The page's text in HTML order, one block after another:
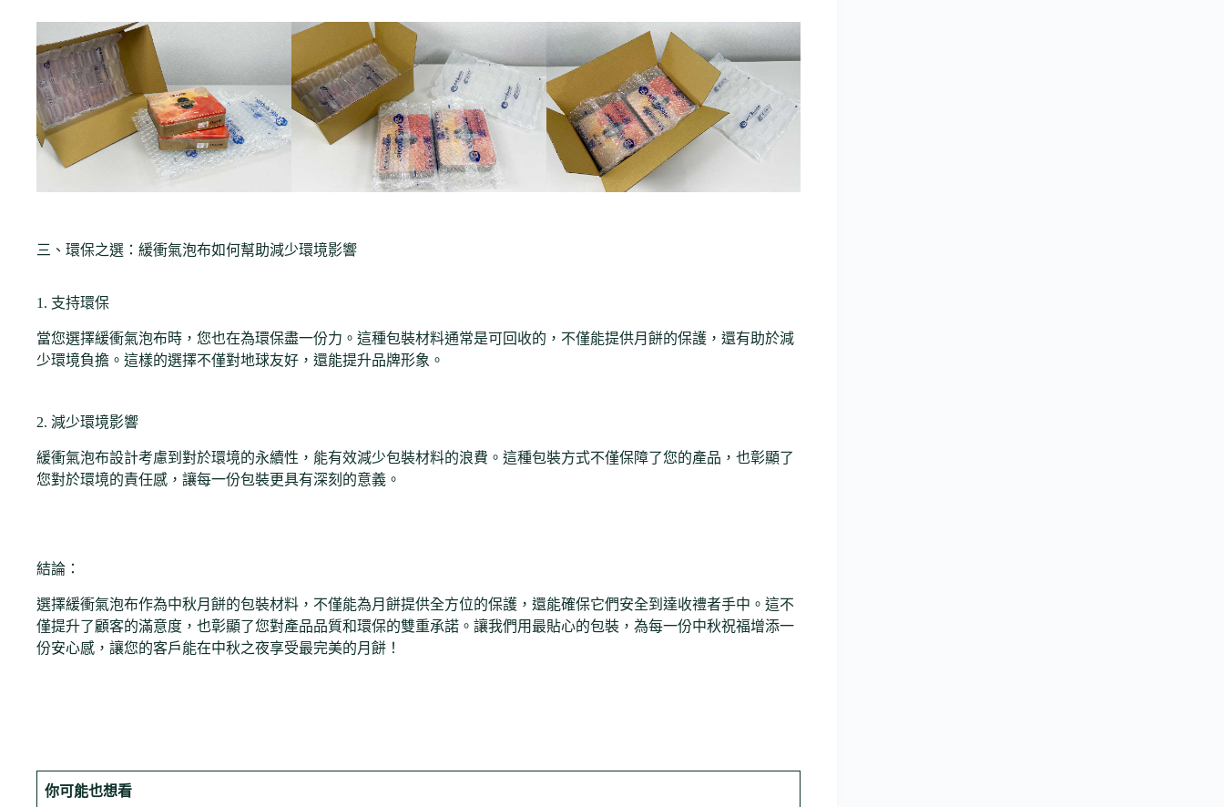
三、環保之選：緩衝氣泡布如何幫助減少環境影響
1. 支持環保
當您選擇緩衝氣泡布時，您也在為環保盡一份力。這種包裝材料通常是可回收的，不僅能提供月餅的保護，還有助於減
少環境負擔。這樣的選擇不僅對地球友好，還能提升品牌形象。
2. 減少環境影響
緩衝氣泡布設計考慮到對於環境的永續性，能有效減少包裝材料的浪費。這種包裝方式不僅保障了您的產品，也彰顯了
您對於環境的責任感，讓每一份包裝更具有深刻的意義。
結論：
選擇緩衝氣泡布作為中秋月餅的包裝材料，不僅能為月餅提供全方位的保護，還能確保它們安全到達收禮者手中。這不
僅提升了顧客的滿意度，也彰顯了您對產品品質和環保的雙重承諾。讓我們用最貼心的包裝，為每一份中秋祝福增添一
份安心感，讓您的客戶能在中秋之夜享受最完美的月餅！
你可能也想看